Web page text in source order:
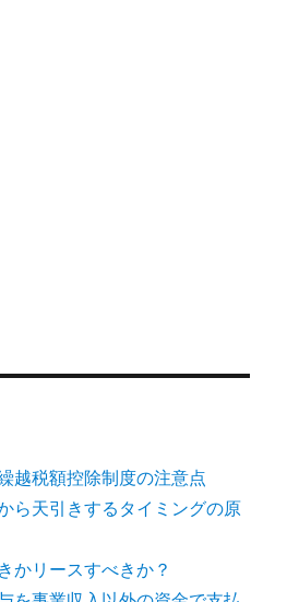
越税額控除制度の注意点
ら天引きするタイミングの原
かリースすべきか？